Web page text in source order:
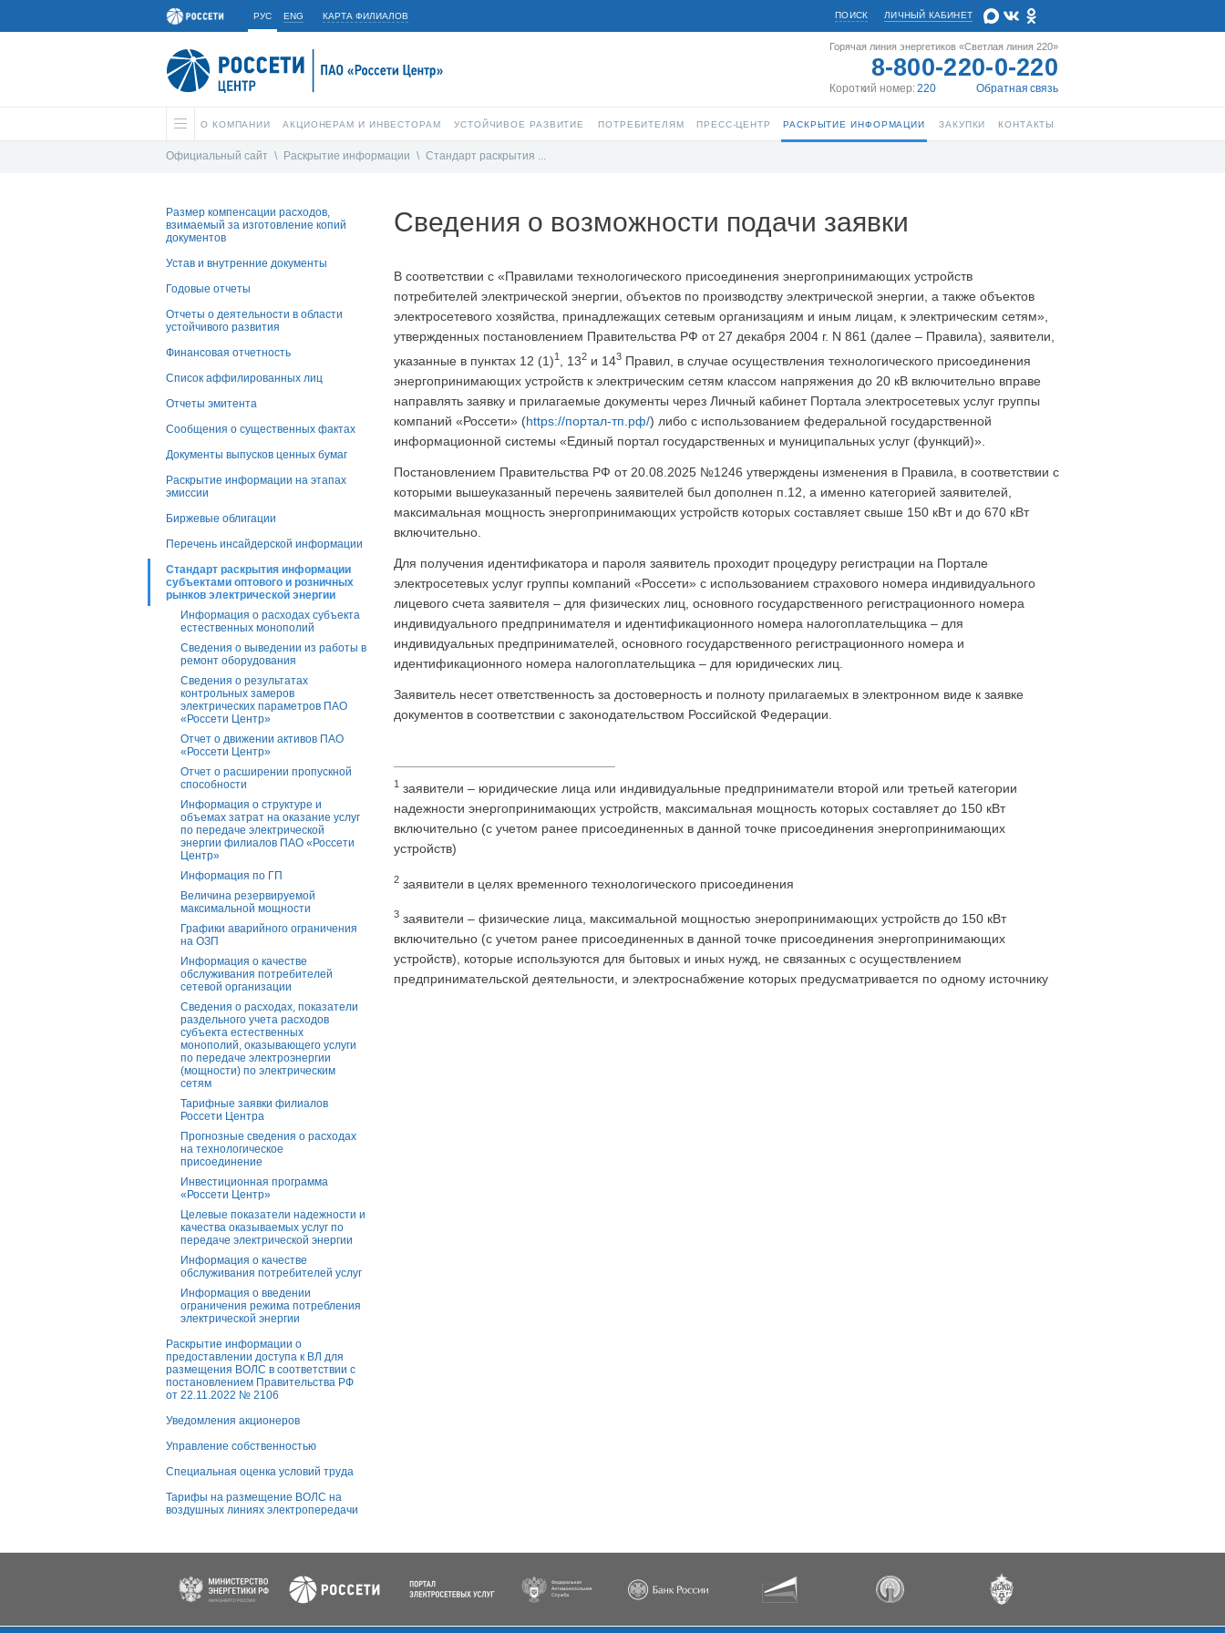
РУС ENG КАРТА ФИЛИАЛОВ ЛИЧНЫЙ КАБИНЕТ
ПОИСК
Горячая линия энергетиков «Светлая линия 220»
8-800-220-0-220
Короткий номер:220 Обратная связь
О КОМПАНИИ АКЦИОНЕРАМ И ИНВЕСТОРАМ УСТОЙЧИВОЕ РАЗВИТИЕ ПОТРЕБИТЕЛЯМ ПРЕСС-ЦЕНТР РАСКРЫТИЕ ИНФОРМАЦИИ ЗАКУПКИ КОНТАКТЫ
Официальный сайт \ Раскрытие информации \ Стандарт раскрытия ...
Размер компенсации расходов,
взимаемый за изготовление копий
документов
Устав и внутренние документы
Годовые отчеты
Отчеты о деятельности в области
устойчивого развития
Финансовая отчетность
Список аффилированных лиц
Отчеты эмитента
Сообщения о существенных фактах
Документы выпусков ценных бумаг
Раскрытие информации на этапах
эмиссии
Биржевые облигации
Перечень инсайдерской информации
Стандарт раскрытия информации
субъектами оптового и розничных
рынков электрической энергии
Информация о расходах субъекта
естественных монополий
Сведения о выведении из работы в
ремонт оборудования
Сведения о результатах
контрольных замеров
электрических параметров ПАО
«Россети Центр»
Отчет о движении активов ПАО
«Россети Центр»
Отчет о расширении пропускной
способности
Информация о структуре и
объемах затрат на оказание услуг
по передаче электрической
энергии филиалов ПАО «Россети
Центр»
Информация по ГП
Величина резервируемой
максимальной мощности
Графики аварийного ограничения
на ОЗП
Информация о качестве
обслуживания потребителей
сетевой организации
Сведения о расходах, показатели
раздельного учета расходов
субъекта естественных
монополий, оказывающего услуги
по передаче электроэнергии
(мощности) по электрическим
сетям
Тарифные заявки филиалов
Россети Центра
Прогнозные сведения о расходах
на технологическое
присоединение
Инвестиционная программа
«Россети Центр»
Целевые показатели надежности и
качества оказываемых услуг по
передаче электрической энергии
Информация о качестве
обслуживания потребителей услуг
Информация о введении
ограничения режима потребления
электрической энергии
Раскрытие информации о
предоставлении доступа к ВЛ для
размещения ВОЛС в соответствии с
постановлением Правительства РФ
от 22.11.2022 № 2106
Уведомления акционеров
Управление собственностью
Специальная оценка условий труда
Тарифы на размещение ВОЛС на
воздушных линиях электропередачи
Сведения о возможности подачи заявки
В соответствии с «Правилами технологического присоединения энергопринимающих устройств
потребителей электрической энергии, объектов по производству электрической энергии, а также объектов
электросетевого хозяйства, принадлежащих сетевым организациям и иным лицам, к электрическим сетям»,
утвержденных постановлением Правительства РФ от 27 декабря 2004 г. N 861 (далее – Правила), заявители,
указанные в пунктах 12 (1)1 , 132 и 143 Правил, в случае осуществления технологического присоединения
энергопринимающих устройств к электрическим сетям классом напряжения до 20 кВ включительно вправе
направлять заявку и прилагаемые документы через Личный кабинет Портала электросетевых услуг группы
компаний «Россети» (https://портал-тп.рф/) либо с использованием федеральной государственной
информационной системы «Единый портал государственных и муниципальных услуг (функций)».
Постановлением Правительства РФ от 20.08.2025 №1246 утверждены изменения в Правила, в соответствии с
которыми вышеуказанный перечень заявителей был дополнен п.12, а именно категорией заявителей,
максимальная мощность энергопринимающих устройств которых составляет свыше 150 кВт и до 670 кВт
включительно.
Для получения идентификатора и пароля заявитель проходит процедуру регистрации на Портале
электросетевых услуг группы компаний «Россети» с использованием страхового номера индивидуального
лицевого счета заявителя – для физических лиц, основного государственного регистрационного номера
индивидуального предпринимателя и идентификационного номера налогоплательщика – для
индивидуальных предпринимателей, основного государственного регистрационного номера и
идентификационного номера налогоплательщика – для юридических лиц.
Заявитель несет ответственность за достоверность и полноту прилагаемых в электронном виде к заявке
документов в соответствии с законодательством Российской Федерации.
1 заявители – юридические лица или индивидуальные предприниматели второй или третьей категории
надежности энергопринимающих устройств, максимальная мощность которых составляет до 150 кВт
включительно (с учетом ранее присоединенных в данной точке присоединения энергопринимающих
устройств)
2 заявители в целях временного технологического присоединения
3 заявители – физические лица, максимальной мощностью энеропринимающих устройств до 150 кВт
включительно (с учетом ранее присоединенных в данной точке присоединения энергопринимающих
устройств), которые используются для бытовых и иных нужд, не связанных с осуществлением
предпринимательской деятельности, и электроснабжение которых предусматривается по одному источнику